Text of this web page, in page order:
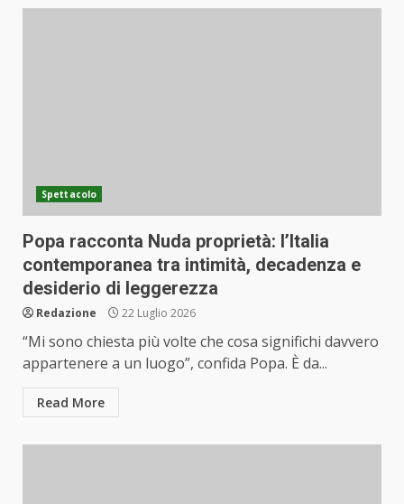
Spettacolo
Popa racconta Nuda proprietà: l’Italia
contemporanea tra intimità, decadenza e
desiderio di leggerezza
Redazione 22 Luglio 2026
“Mi sono chiesta più volte che cosa significhi davvero
appartenere a un luogo”, confida Popa. È da...
Read More